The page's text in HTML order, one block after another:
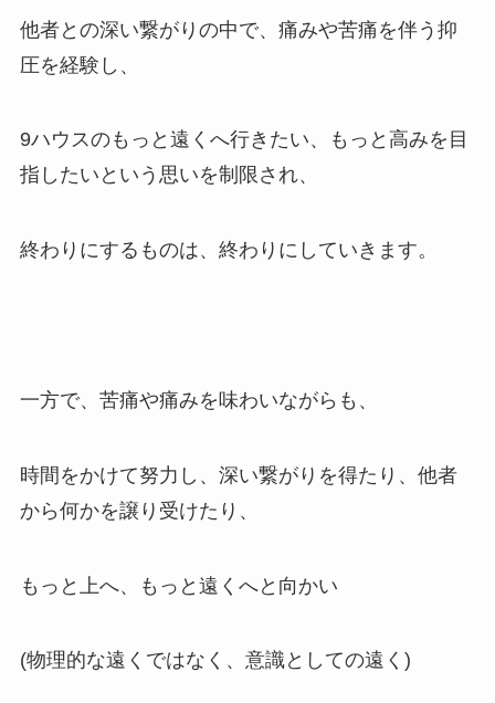
他者との深い繋がりの中で、痛みや苦痛を伴う抑
圧を経験し、
9ハウスのもっと遠くへ行きたい、もっと高みを目
指したいという思いを制限され、
終わりにするものは、終わりにしていきます。
一方で、苦痛や痛みを味わいながらも、
時間をかけて努力し、深い繋がりを得たり、他者
から何かを譲り受けたり、
もっと上へ、もっと遠くへと向かい
(物理的な遠くではなく、意識としての遠く)